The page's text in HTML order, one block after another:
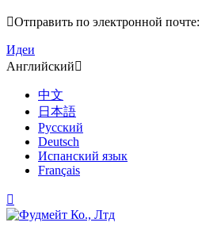
Отправить по электронной почте:
Идеи
Английский
中文
日本語
Русский
Deutsch
Испанский язык
Français
